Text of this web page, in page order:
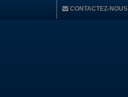
CONTACTEZ-NOUS